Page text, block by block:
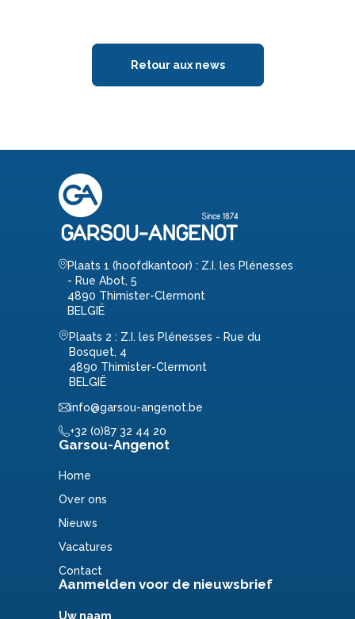
Retour aux news
Plaats 1 (hoofdkantoor) : Z.I. les Plénesses
- Rue Abot, 5
4890 Thimister-Clermont
BELGIË
Plaats 2 : Z.I. les Plénesses - Rue du
Bosquet, 4
4890 Thimister-Clermont
BELGIË
info@garsou-angenot.be
+32 (0)87 32 44 20
Garsou-Angenot
Home
Over ons
Nieuws
Vacatures
Contact
Aanmelden voor de nieuwsbrief
Uw naam